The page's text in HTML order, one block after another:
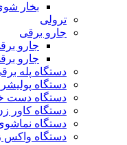
بخار
ترولی
جارو برقی
جارو
جارو
دستگاه پله
دستگاه
دستگاه
دستگاه کاور
دستگاه
دستگاه واکس